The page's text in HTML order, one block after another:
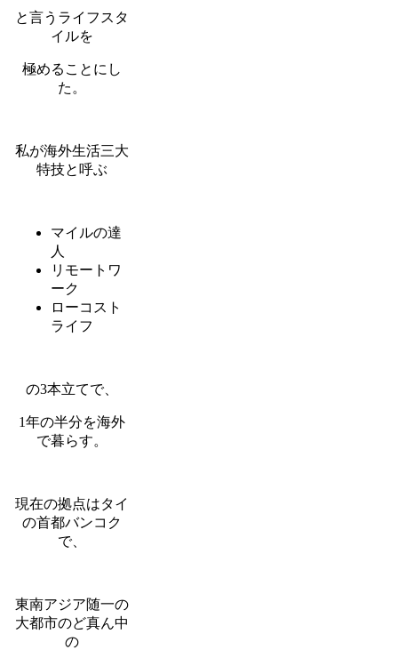
と言うライフスタ
イルを
極めることにし
た。
私が海外生活三大
特技と呼ぶ
マイルの達
人
リモートワ
ーク
ローコスト
ライフ
の3本立てで、
1年の半分を海外
で暮らす。
現在の拠点はタイ
の首都バンコク
で、
東南アジア随一の
大都市のど真ん中
の